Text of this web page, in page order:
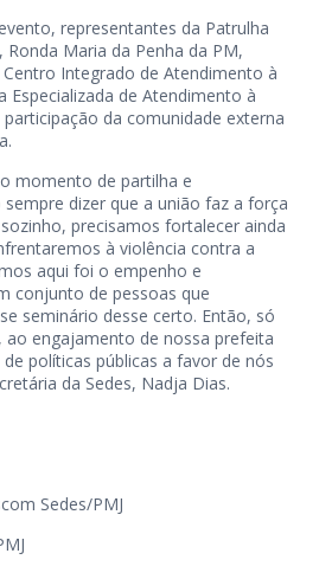
representantes da Patrulha
Ronda Maria da Penha da PM,
Centro Integrado de Atendimento à
Especializada de Atendimento à
da comunidade externa
momento de partilha e
dizer que a união faz a força
precisamos fortalecer ainda
à violência contra a
aqui foi o empenho e
conjunto de pessoas que
seminário desse certo. Então, só
ao engajamento de nossa prefeita
políticas públicas a favor de nós
da Sedes, Nadja Dias.
Sedes/PMJ